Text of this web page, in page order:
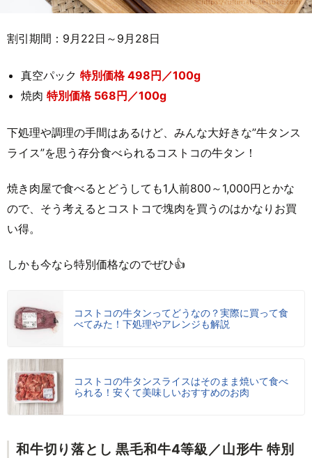
割引期間：9月22日～9月28日
真空パック 特別価格 498円／100g
焼肉 特別価格 568円／100g
下処理や調理の手間はあるけど、みんな大好きな”牛タンス
ライス”を思う存分食べられるコストコの牛タン！
焼き肉屋で食べるとどうしても1人前800～1,000円とかな
ので、そう考えるとコストコで塊肉を買うのはかなりお買
い得。
しかも今なら特別価格なのでぜひ👍
コストコの牛タンってどうなの？実際に買って食
べてみた！下処理やアレンジも解説
コストコの牛タンスライスはそのまま焼いて食べ
られる！安くて美味しいおすすめのお肉
和牛切り落とし 黒毛和牛4等級／山形牛 特別